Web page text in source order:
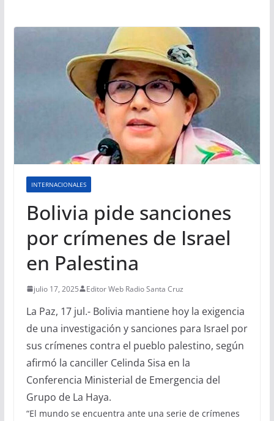
INTERNACIONALES
Bolivia pide sanciones
por crímenes de Israel
en Palestina
julio 17, 2025 Editor Web Radio Santa Cruz
La Paz, 17 jul.- Bolivia mantiene hoy la exigencia
de una investigación y sanciones para Israel por
sus crímenes contra el pueblo palestino, según
afirmó la canciller Celinda Sisa en la
Conferencia Ministerial de Emergencia del
Grupo de La Haya.
“El mundo se encuentra ante una serie de crímenes